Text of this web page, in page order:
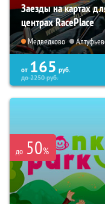
Заезды на картах
центрах RacePlace
Медведково
от 165 руб.
до2250руб.
до 50%